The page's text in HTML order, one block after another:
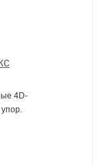
4D-